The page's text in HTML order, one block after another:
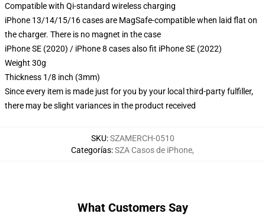
Compatible with Qi-standard wireless charging
iPhone 13/14/15/16 cases are MagSafe-compatible when laid flat on
the charger. There is no magnet in the case
iPhone SE (2020) / iPhone 8 cases also fit iPhone SE (2022)
Weight 30g
Thickness 1/8 inch (3mm)
Since every item is made just for you by your local third-party fulfiller,
there may be slight variances in the product received
SKU:SZAMERCH-0510
Categorías:SZA Casos de iPhone,
What Customers Say